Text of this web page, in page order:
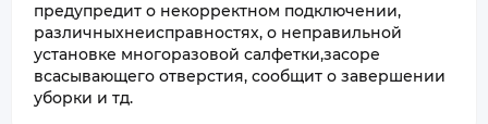
предупредит о некорректном подключении,
различныхнеисправностях, о неправильной
установке многоразовой салфетки,засоре
всасывающего отверстия, сообщит о завершении
уборки и тд.